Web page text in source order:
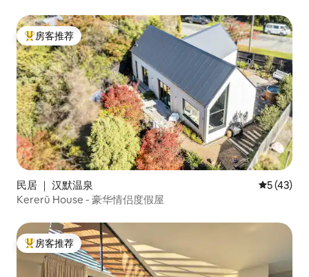
热门「房客推荐」
房客推荐
民居 ｜ 汉默温泉 平均评分
5 (43)
Kererū House - 豪华情侣度假屋
热门「房客推荐」
房客推荐